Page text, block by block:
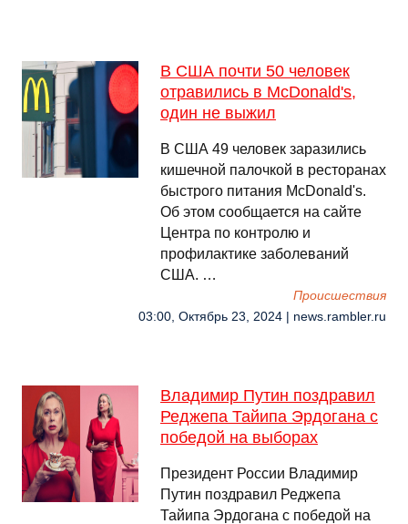
В США почти 50 человек
отравились в McDonald's,
один не выжил
В США 49 человек заразились
кишечной палочкой в ресторанах
быстрого питания McDonald's.
Об этом сообщается на сайте
Центра по контролю и
профилактике заболеваний
США. …
Происшествия
03:00, Октябрь 23, 2024 | news.rambler.ru
Владимир Путин поздравил
Реджепа Тайипа Эрдогана с
победой на выборах
Президент России Владимир
Путин поздравил Реджепа
Тайипа Эрдогана с победой на